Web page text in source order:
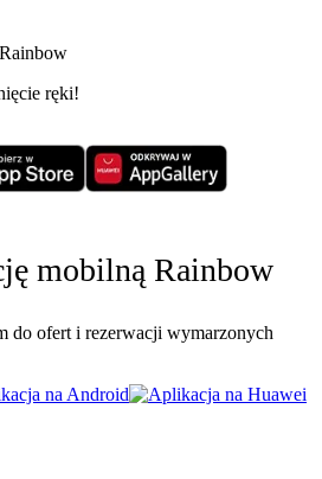
ręki!
mobilną Rainbow
do ofert i rezerwacji wymarzonych